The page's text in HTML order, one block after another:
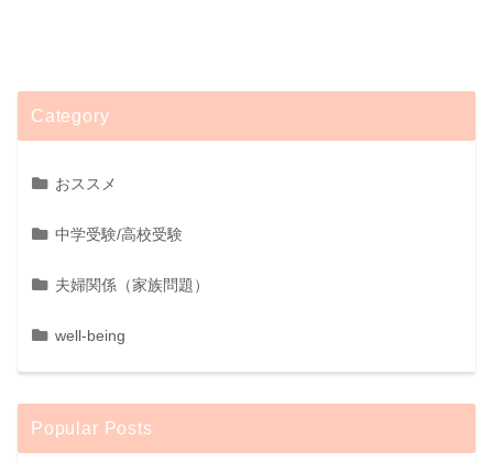
Category
おススメ
中学受験/高校受験
夫婦関係（家族問題）
well-being
Popular Posts